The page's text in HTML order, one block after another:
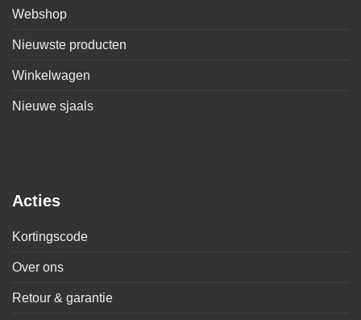
Webshop
Nieuwste producten
Winkelwagen
Nieuwe sjaals
Acties
Kortingscode
Over ons
Retour & garantie